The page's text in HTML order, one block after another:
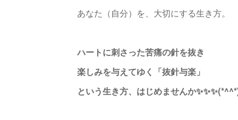
あなた（自分）を、大切にする生き方。
ハートに刺さった苦痛の針を抜き
楽しみを与えてゆく「抜針与楽」
という生き方、はじめませんか